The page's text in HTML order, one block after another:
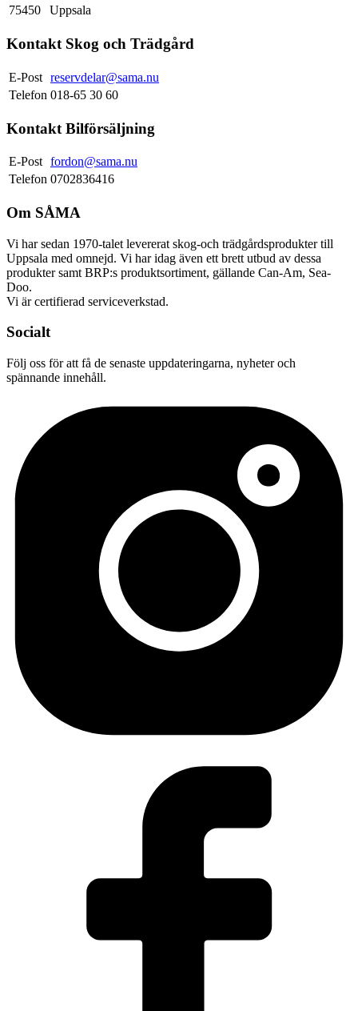
75450 Uppsala
Kontakt Skog och Trädgård
E-Post reservdelar@sama.nu
Telefon 018-65 30 60
Kontakt Bilförsäljning
E-Post fordon@sama.nu
Telefon 0702836416
Om SÅMA
Vi har sedan 1970-talet levererat skog-och trädgårdsprodukter till
Uppsala med omnejd. Vi har idag även ett brett utbud av dessa
produkter samt BRP:s produktsortiment, gällande Can-Am, Sea-
Doo.
Vi är certifierad serviceverkstad.
Socialt
Följ oss för att få de senaste uppdateringarna, nyheter och
spännande innehåll.